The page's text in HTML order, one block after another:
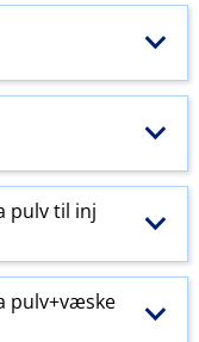
pulv til inj
pulv+væske